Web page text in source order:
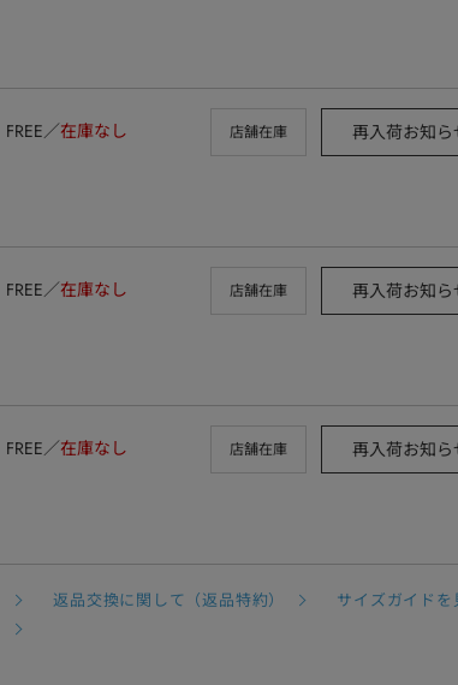
FREE 在庫なし 店舗在庫 再入荷お知ら
FREE 在庫なし 店舗在庫 再入荷お知ら
FREE 在庫なし 店舗在庫 再入荷お知ら
返品交換に関して（返品特約）
サイズガイドを